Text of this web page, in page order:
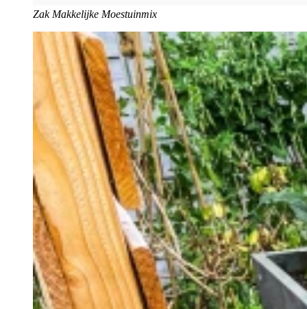
Zak Makkelijke Moestuinmix